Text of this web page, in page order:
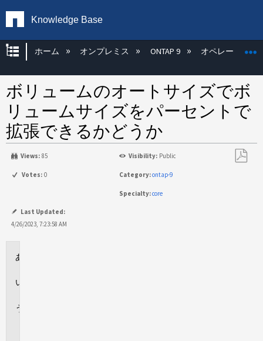
Knowledge Base
グローバル階層を展開/折りたたむ
ホーム オンプレミス ONTAP 9 オペレーティン
ボリュームのオートサイズでボ
リュームサイズをパーセントで
拡張できるかどうか
Views: 85 Visibility: Public
Votes: 0 Category:ontap-9
Specialty:core
Last Updated:
4/26/2023, 7:23:58 AM